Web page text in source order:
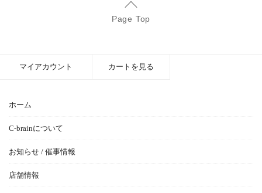
Page Top
ホーム
C-brainについて
お知らせ / 催事情報
店舗情報
マイアカウント カートを見る